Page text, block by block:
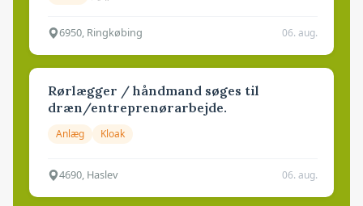
6950, Ringkøbing 06. aug.
Rørlægger / håndmand søges til
dræn/entreprenørarbejde.
Anlæg Kloak
4690, Haslev 06. aug.